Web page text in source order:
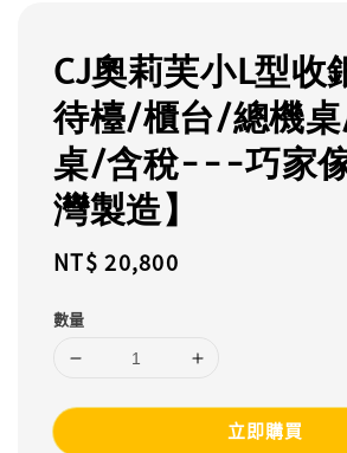
CJ奧莉芙小L型收
待檯/櫃台/總機
桌/含稅---巧家
灣製造】
Regular
NT$ 20,800
數量
立即購買